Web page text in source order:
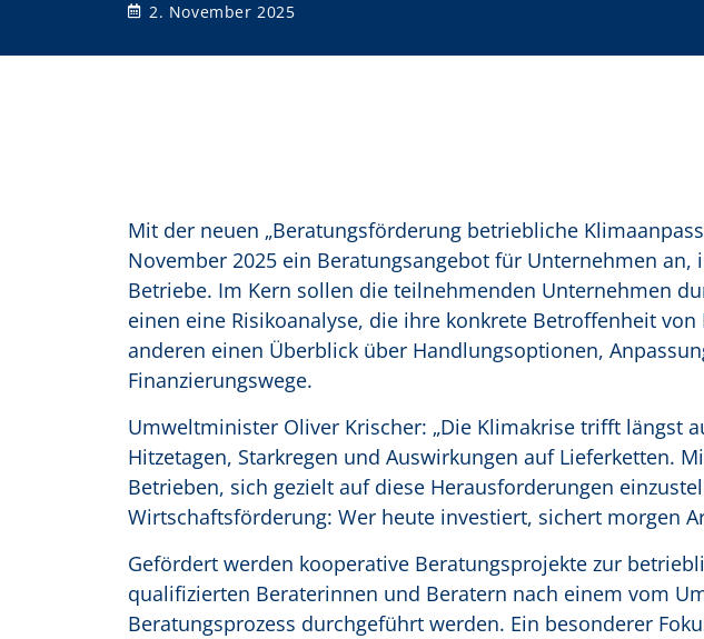
2. November 2025
Mit der neuen „Beratungsförderung betriebliche
November 2025 ein Beratungsangebot für Unternehmen
Betriebe. Im Kern sollen die teilnehmenden Unternehmen
einen eine Risikoanalyse, die ihre konkrete Betroffenheit
anderen einen Überblick über Handlungsoptionen,
Finanzierungswege.
Umweltminister Oliver Krischer: „Die Klimakrise trifft längst
Hitzetagen, Starkregen und Auswirkungen auf Lieferketten.
Betrieben, sich gezielt auf diese Herausforderungen
Wirtschaftsförderung: Wer heute investiert, sichert morgen
Gefördert werden kooperative Beratungsprojekte zur
qualifizierten Beraterinnen und Beratern nach einem vom
Beratungsprozess durchgeführt werden. Ein besonderer